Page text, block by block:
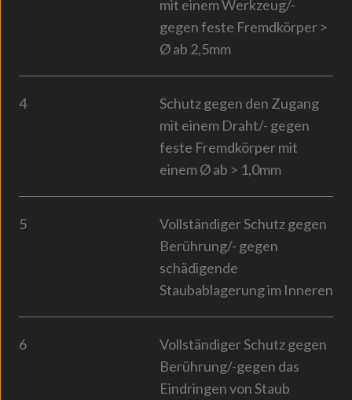
mit einem Werkzeug/-
gegen feste Fremdkörper >
Ø ab 2,5mm
4
Schutz gegen den Zugang
mit einem Draht/- gegen
feste Fremdkörper mit
einem Ø ab > 1,0mm
5
Vollständiger Schutz gegen
Berührung/- gegen
schädigende
Staubablagerung im Inneren
6
Vollständiger Schutz gegen
Berührung/-gegen das
Eindringen von Staub